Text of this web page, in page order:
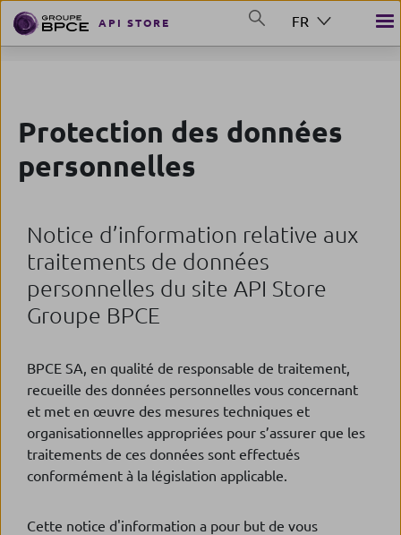
Aller au contenu principal
GROUP BPCE
API STORE FR
Protection des données
personnelles
Notice d’information relative aux
traitements de données
personnelles du site API Store
Groupe BPCE
BPCE SA, en qualité de responsable de traitement,
recueille des données personnelles vous concernant
et met en œuvre des mesures techniques et
organisationnelles appropriées pour s’assurer que les
traitements de ces données sont effectués
conformément à la législation applicable.
Cette notice d'information a pour but de vous